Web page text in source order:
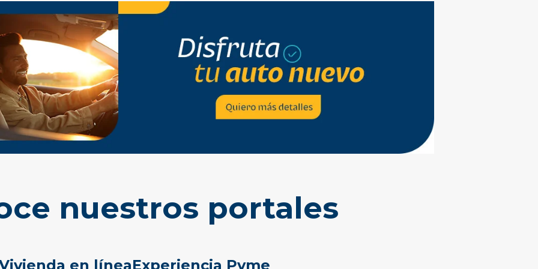
nuestros portales
en líneaExperiencia Pyme